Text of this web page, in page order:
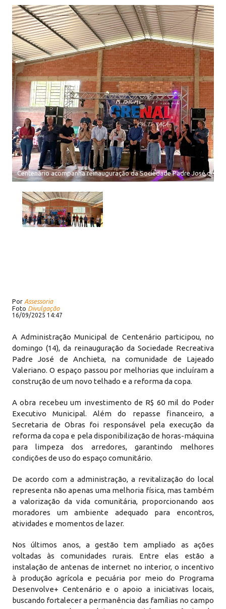
Centenário acompanha reinauguração da Sociedade Padre José de
Por Assessoria
Foto Divulgação
16/09/2025 14:47
A Administração Municipal de Centenário participou, no
domingo (14), da reinauguração da Sociedade Recreativa
Padre José de Anchieta, na comunidade de Lajeado
Valeriano. O espaço passou por melhorias que incluíram a
construção de um novo telhado e a reforma da copa.
A obra recebeu um investimento de R$ 60 mil do Poder
Executivo Municipal. Além do repasse financeiro, a
Secretaria de Obras foi responsável pela execução da
reforma da copa e pela disponibilização de horas-máquina
para limpeza dos arredores, garantindo melhores
condições de uso do espaço comunitário.
De acordo com a administração, a revitalização do local
representa não apenas uma melhoria física, mas também
a valorização da vida comunitária, proporcionando aos
moradores um ambiente adequado para encontros,
atividades e momentos de lazer.
Nos últimos anos, a gestão tem ampliado as ações
voltadas às comunidades rurais. Entre elas estão a
instalação de antenas de internet no interior, o incentivo
à produção agrícola e pecuária por meio do Programa
Desenvolve+ Centenário e o apoio a iniciativas locais,
buscando fortalecer a permanência das famílias no campo